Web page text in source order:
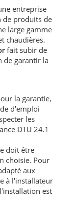
entreprise
de produits de
large gamme
chaudières.
fait subir de
de garantir la
la garantie,
d'emploi
les
DTU 24.1
doit être
choisie. Pour
aux
à l'installateur
est